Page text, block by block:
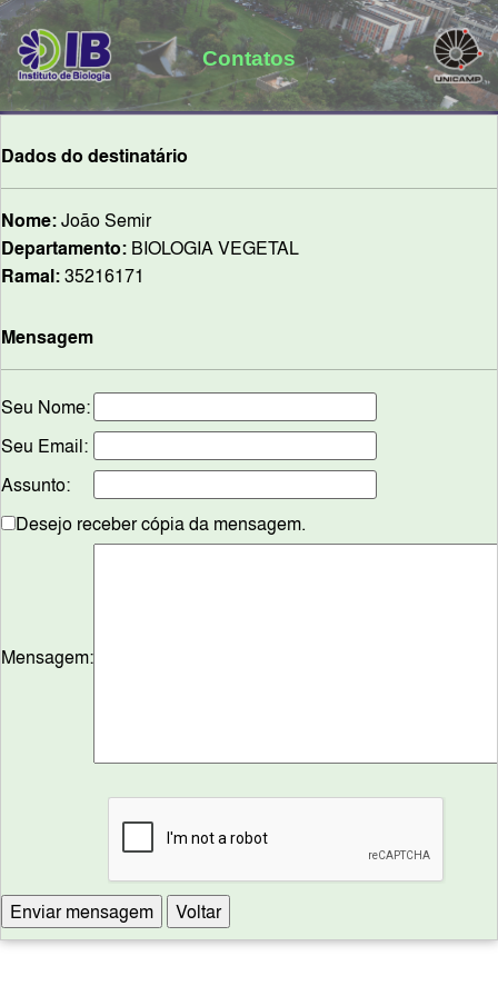
Contatos
Dados do destinatário
Nome:João Semir
Departamento: BIOLOGIA VEGETAL
Ramal:35216171
Mensagem
Seu Nome:
Seu Email:
Assunto:
Desejo receber cópia da mensagem.
Mensagem: